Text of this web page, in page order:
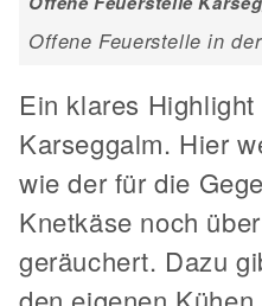
Offene Feuerstelle in
Ein klares
Karseggalm. Hier
wie der für die
Knetkäse noch
geräuchert. Dazu